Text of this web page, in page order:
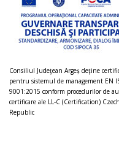
Consiliul Judeţean Argeș deţine
pentru sistemul de management EN
9001:2015 conform procedurilor de
certificare ale LL-C (Certification) Czech
Republic